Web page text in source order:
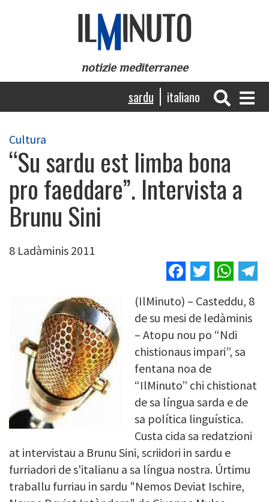
notizie mediterranee
Navigazione
principale
sardu italiano
Cultura
“Su sardu est limba bona
pro faeddare”. Intervista a
Brunu Sini
8 Ladàminis 2011
Facebook
Twitter
(IlMinuto) – Casteddu, 8
de su mesi de ledàminis
– Atopu nou po “Ndi
chistionaus impari”, sa
fentana noa de
“IlMinuto” chi chistionat
de sa língua sarda e de
sa política linguística.
Custa cida sa redatzioni
at intervistau a Brunu Sini, scriidori in sardu e
furriadori de s'italianu a sa língua nostra. Úrtimu
traballu furriau in sardu "Nemos Deviat Ischire,